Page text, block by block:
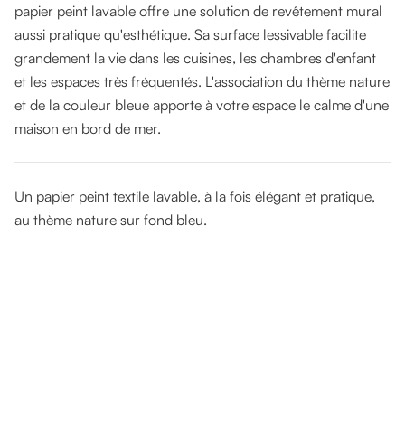
papier peint lavable offre une solution de revêtement mural
aussi pratique qu'esthétique. Sa surface lessivable facilite
grandement la vie dans les cuisines, les chambres d'enfant
et les espaces très fréquentés. L'association du thème nature
et de la couleur bleue apporte à votre espace le calme d'une
maison en bord de mer.
Un papier peint textile lavable, à la fois élégant et pratique,
au thème nature sur fond bleu.